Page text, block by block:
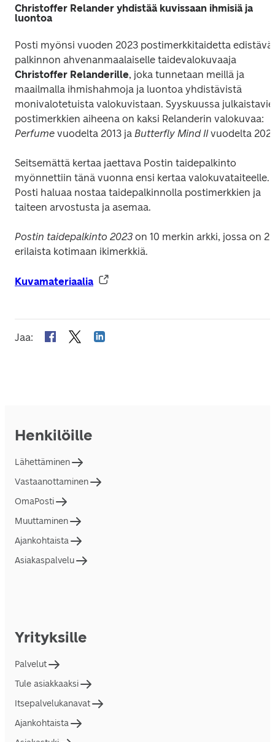
Christoffer Relander yhdistää kuvissaan ihmisiä ja
luontoa
Posti myönsi vuoden 2023 postimerkkitaidetta
Christoffer Relanderille, joka tunnetaan meillä ja
maailmalla ihmishahmoja ja luontoa yhdistävistä
monivalotetuista valokuvistaan. Syyskuussa
Perfume vuodelta 2013 ja Butterfly Mind II vuodelta
Seitsemättä kertaa jaettava Postin taidepalkinto
myönnettiin tänä vuonna ensi kertaa valokuvataiteelle.
Posti haluaa nostaa taidepalkinnolla postimerkkien ja
taiteen arvostusta ja asemaa.
Postin taidepalkinto 2023 on 10 merkin arkki, jossa on 2
erilaista kotimaan ikimerkkiä.
Kuvamateriaalia
Jaa:
Henkilöille
Lähettäminen
Vastaanottaminen
OmaPosti
Muuttaminen
Ajankohtaista
Asiakaspalvelu
Yrityksille
Palvelut
Tule asiakkaaksi
Itsepalvelukanavat
Ajankohtaista